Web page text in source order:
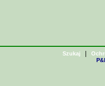
Szukaj